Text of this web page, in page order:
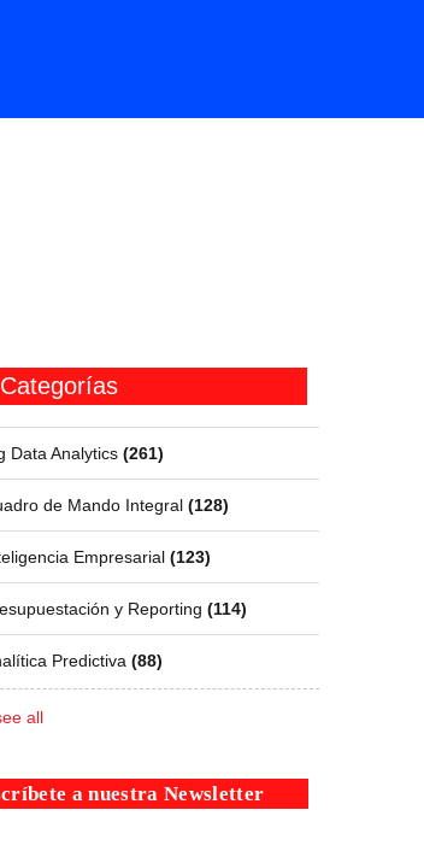
Categorías
Data Analytics (261)
de Mando Integral (128)
Empresarial (123)
y Reporting (114)
Predictiva (88)
all
a nuestra Newsletter